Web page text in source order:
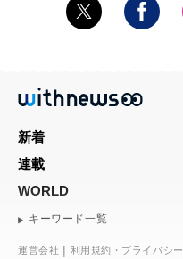
新着
連載
WORLD
キーワード一覧
運営会社 利用規約・プライバシー